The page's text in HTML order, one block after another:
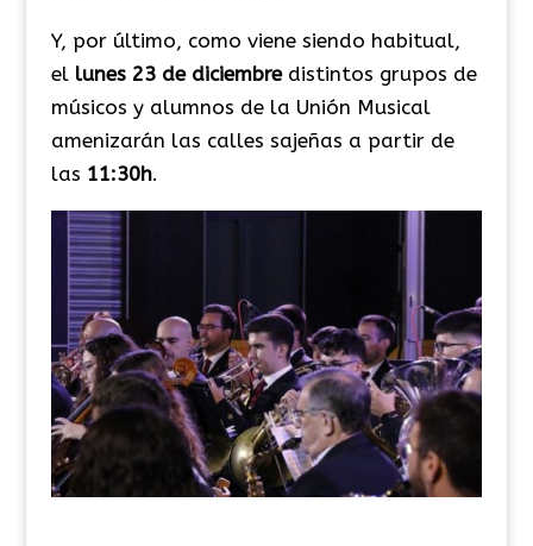
Y, por último, como viene siendo habitual,
el lunes 23 de diciembredistintos grupos de
músicos y alumnos de la Unión Musical
amenizarán las calles sajeñas a partir de
las 11:30h.